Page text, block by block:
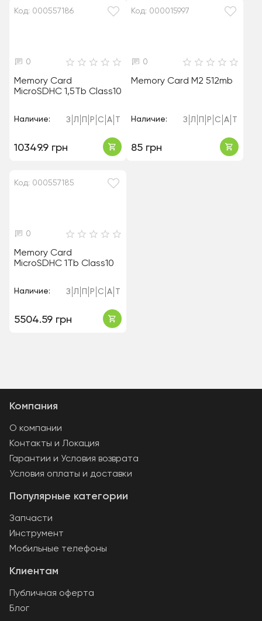
Код: 000557186
0
Memory Card
MicroSDHC 1,5Tb Class10
Наличие: З Л Р С А
10349.9 грн
Код: 000015997
0
Memory Card M2 512mb
Наличие: З Л Р С А
85 грн
Код: 000557185
0
Memory Card
MicroSDHC 1Tb Class10
Наличие: З Л Р С А
5504.59 грн
Клиентам
Публичная оферта
Блог
Популярные категории
Запчасти
Инструмент
Мобильные телефоны
Компания
О компании
Контакты и Локация
Гарантии и Условия возврата
Условия оплаты и доставки